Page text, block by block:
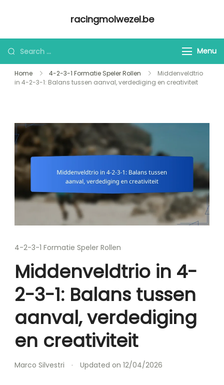
racingmolwezel.be
Looking
for
Something?
Menu
Home 4-2-3-1 Formatie Speler Rollen
Middenveldtrio
in 4-2-3-1: Balans tussen aanval, verdediging en creativiteit
4-2-3-1 Formatie Speler Rollen
Middenveldtrio in 4-
2-3-1: Balans tussen
aanval, verdediging
en creativiteit
Marco Silvestri Updated on 12/04/2026